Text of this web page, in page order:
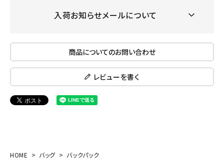
入荷お知らせメールについて
商品についてのお問い合わせ
レビューを書く
HOME バッグ
バックパック